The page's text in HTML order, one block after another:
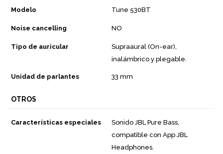
Modelo Tune 530BT
Noise cancelling NO
Tipo de auricular
Supraaural (On-ear),
inalámbrico y plegable.
Unidad de parlantes 33 mm
OTROS
Características especiales
Sonido JBL Pure Bass,
compatible con App JBL
Headphones.